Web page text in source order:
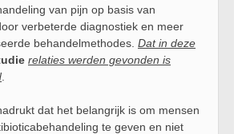
van pijn op basis van
verbeterde diagnostiek en meer
behandelmethodes. Dat in deze
relaties werden gevonden is
dat het belangrijk is om mensen
te geven en niet